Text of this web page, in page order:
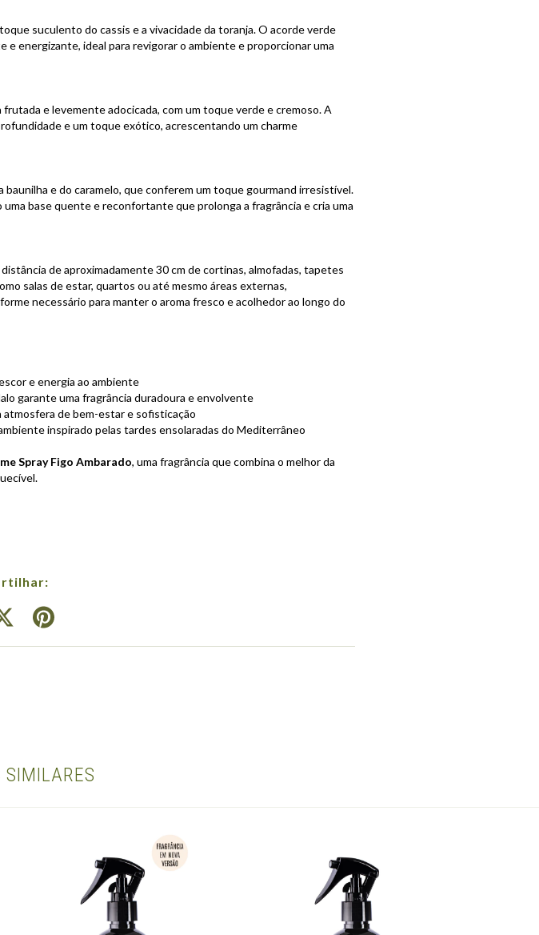
suculento do cassis e a vivacidade da toranja. O acorde verde
e energizante, ideal para revigorar o ambiente e proporcionar uma
e levemente adocicada, com um toque verde e cremoso. A
e um toque exótico, acrescentando um charme
e do caramelo, que conferem um toque gourmand irresistível.
base quente e reconfortante que prolonga a fragrância e cria uma
distância de aproximadamente 30 cm de cortinas, almofadas, tapetes
salas de estar, quartos ou até mesmo áreas externas,
necessário para manter o aroma fresco e acolhedor ao longo do
e energia ao ambiente
garante uma fragrância duradoura e envolvente
atmosfera de bem-estar e sofisticação
inspirado pelas tardes ensolaradas do Mediterrâneo
Spray Figo Ambarado, uma fragrância que combina o melhor da
SIMILARES